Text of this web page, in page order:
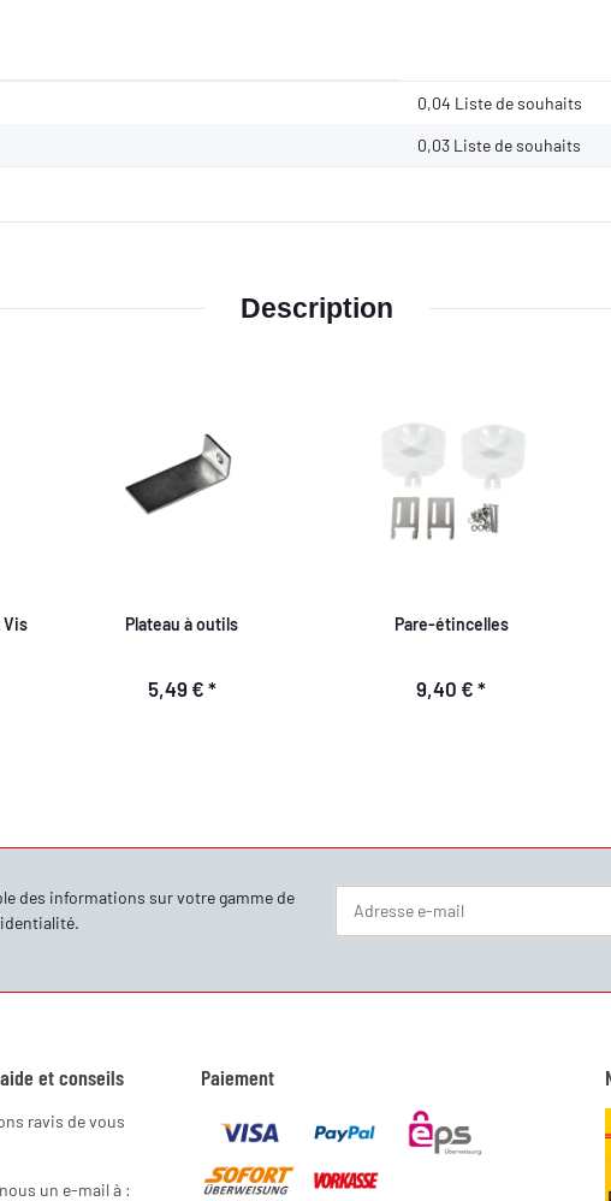
0,04 Liste de souhaits
0,03 Liste de souhaits
Description
Vis
Plateau à outils
5,49 € *
Pare-étincelles
9,40 € *
des informations sur votre gamme de
.
et conseils
ravis de vous
un e-mail à :
Paiement